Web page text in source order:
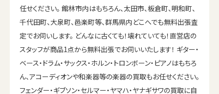
任せください。 館林市内はもちろん、太田市、板倉町、明和町、
千代田町、大泉町、邑楽町等、群馬県内どこへでも無料出張査
定でお伺いします。 どんなに古くても！壊れていても！直営店の
スタッフが商品1点から無料出張でお伺いいたします！ ギター・
ベース・ドラム・サックス・ホルン・トロンボーン・ピアノはもちろ
ん、アコーディオンや和楽器等の楽器の買取もお任せください。
フェンダー・ギブソン・セルマー・ヤマハ・ヤナギサワの買取に自